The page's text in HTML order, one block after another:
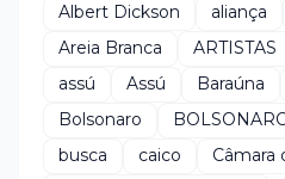
Albert Dickson
aliança
Areia Branca
ARTISTAS
assú
Assú Baraúna
Bolsonaro
busca
caico
Câmara